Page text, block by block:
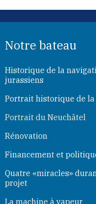
Notre bateau
Historique de la
jurassiens
Portrait historique de
Portrait du Neuchâtel
Rénovation
Financement et
Quatre «miracles»
projet
La machine à vapeur